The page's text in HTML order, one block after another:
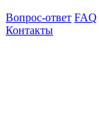
Вопрос-ответ FAQ
Контакты